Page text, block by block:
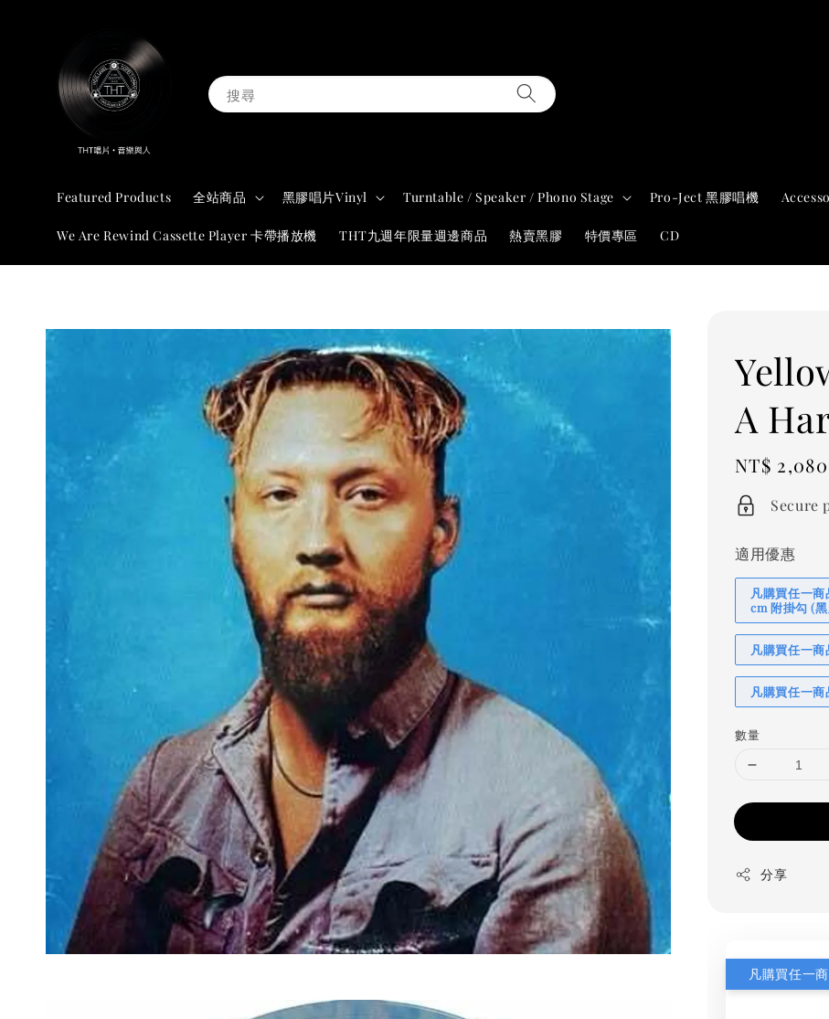
搜尋
Featured Products 全站商品 黑膠唱片Vinyl Turntable / Speaker / Phono Stage Pro-Ject 黑膠唱機
We Are Rewind Cassette Player 卡帶播放機 THT九週年限量週邊商品 熱賣黑膠 特價專區 CD
A
Regular
price
NT$ 2,080
Secure
適用優惠
凡購買任一
cm 附掛勾 (黑
凡購買任一
凡購買任一
數量
分享